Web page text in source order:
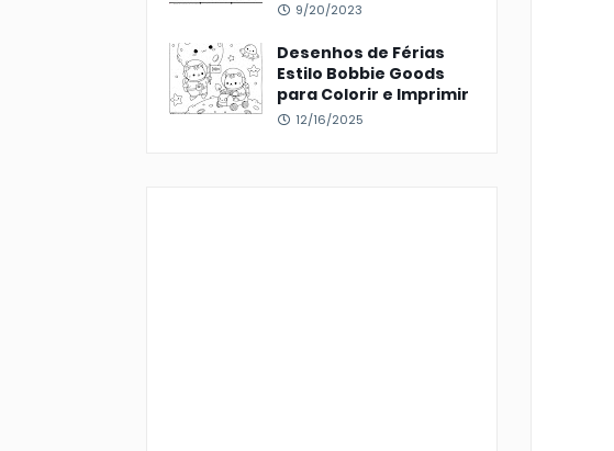
9/20/2023
Desenhos de Férias
Estilo Bobbie Goods
para Colorir e Imprimir
12/16/2025